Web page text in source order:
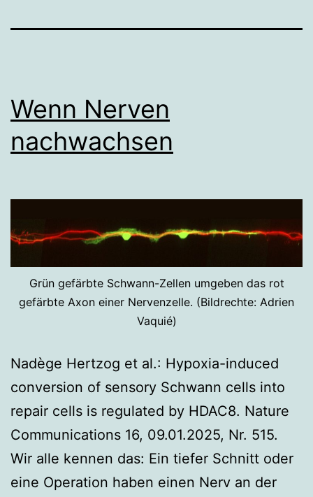
Wenn Nerven
nachwachsen
Grün gefärbte Schwann-Zellen umgeben das rot
gefärbte Axon einer Nervenzelle. (Bildrechte: Adrien
Vaquié)
Nadège Hertzog et al.: Hypoxia-induced
conversion of sensory Schwann cells into
repair cells is regulated by HDAC8. Nature
Communications 16, 09.01.2025, Nr. 515.
Wir alle kennen das: Ein tiefer Schnitt oder
eine Operation haben einen Nerv an der